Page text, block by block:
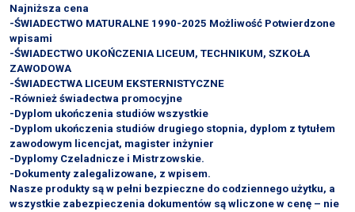
Najniższa cena
-ŚWIADECTWO MATURALNE 1990-2025 Możliwość Potwierdzone
wpisami
-ŚWIADECTWO UKOŃCZENIA LICEUM, TECHNIKUM, SZKOŁA
ZAWODOWA
-ŚWIADECTWA LICEUM EKSTERNISTYCZNE
-Również świadectwa promocyjne
-Dyplom ukończenia studiów wszystkie
-Dyplom ukończenia studiów drugiego stopnia, dyplom z tytułem
zawodowym licencjat, magister inżynier
-Dyplomy Czeladnicze i Mistrzowskie.
-Dokumenty zalegalizowane, z wpisem.
Nasze produkty są w pełni bezpieczne do codziennego użytku, a
wszystkie zabezpieczenia dokumentów są wliczone w cenę – nie